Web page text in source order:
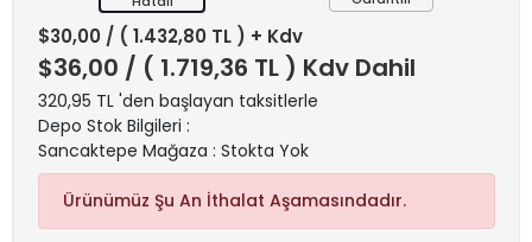
$30,00 / ( 1.432,80 TL ) + Kdv
$36,00 / ( 1.719,36 TL ) Kdv Dahil
320,95 TL 'den başlayan taksitlerle
Depo Stok Bilgileri :
Sancaktepe Mağaza : Stokta Yok
Ürünümüz Şu An İthalat Aşamasındadır.